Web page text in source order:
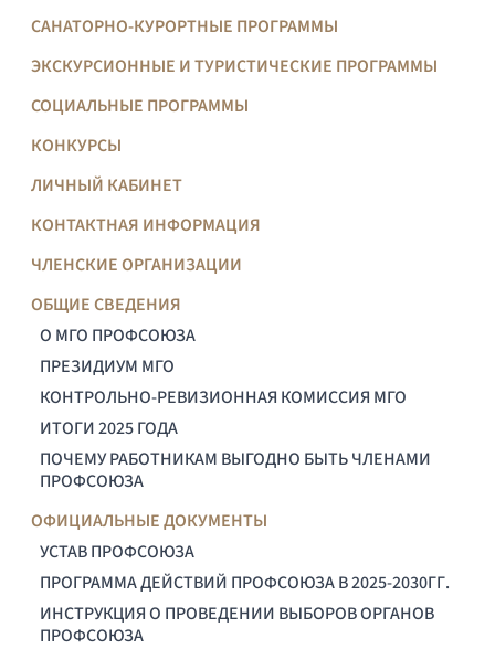
САНАТОРНО-КУРОРТНЫЕ ПРОГРАММЫ
ЭКСКУРСИОННЫЕ И ТУРИСТИЧЕСКИЕ ПРОГРАММЫ
СОЦИАЛЬНЫЕ ПРОГРАММЫ
КОНКУРСЫ
ЛИЧНЫЙ КАБИНЕТ
КОНТАКТНАЯ ИНФОРМАЦИЯ
ЧЛЕНСКИЕ ОРГАНИЗАЦИИ
ОБЩИЕ СВЕДЕНИЯ
О МГО ПРОФСОЮЗА
ПРЕЗИДИУМ МГО
КОНТРОЛЬНО-РЕВИЗИОННАЯ КОМИССИЯ МГО
ИТОГИ 2025 ГОДА
ПОЧЕМУ РАБОТНИКАМ ВЫГОДНО БЫТЬ ЧЛЕНАМИ
ПРОФСОЮЗА
ОФИЦИАЛЬНЫЕ ДОКУМЕНТЫ
УСТАВ ПРОФСОЮЗА
ПРОГРАММА ДЕЙСТВИЙ ПРОФСОЮЗА В 2025-2030ГГ.
ИНСТРУКЦИЯ О ПРОВЕДЕНИИ ВЫБОРОВ ОРГАНОВ
ПРОФСОЮЗА